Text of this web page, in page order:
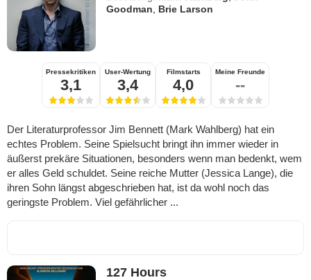
Goodman, Brie Larson
Pressekritiken
3,1
User-Wertung
3,4
Filmstarts
4,0
Meine Freunde
--
Der Literaturprofessor Jim Bennett (Mark Wahlberg) hat ein
echtes Problem. Seine Spielsucht bringt ihn immer wieder in
äußerst prekäre Situationen, besonders wenn man bedenkt, wem
er alles Geld schuldet. Seine reiche Mutter (Jessica Lange), die
ihren Sohn längst abgeschrieben hat, ist da wohl noch das
geringste Problem. Viel gefährlicher ...
127 Hours